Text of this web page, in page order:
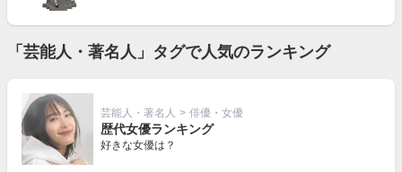
「芸能人・著名人」タグで人気のランキング
芸能人・著名人 > 俳優・女優
歴代女優ランキング
好きな女優は？